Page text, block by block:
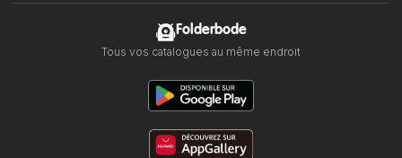
Folderbode
Tous vos catalogues au même endroit